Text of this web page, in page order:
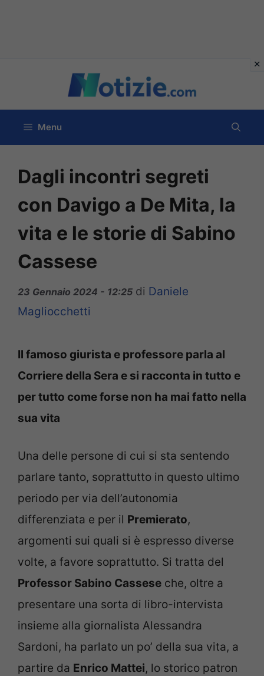
contenuto
Menu
Dagli incontri segreti
con Davigo a De Mita, la
vita e le storie di Sabino
Cassese
23 Gennaio 2024 - 12:25 di Daniele
Magliocchetti
Il famoso giurista e professore parla al
Corriere della Sera e si racconta in tutto e
per tutto come forse non ha mai fatto nella
sua vita
Una delle persone di cui si sta sentendo
parlare tanto, soprattutto in questo ultimo
periodo per via dell’autonomia
differenziata e per il Premierato,
argomenti sui quali si è espresso diverse
volte, a favore soprattutto. Si tratta del
Professor Sabino Cassese che, oltre a
presentare una sorta di libro-intervista
insieme alla giornalista Alessandra
Sardoni, ha parlato un po’ della sua vita, a
partire da Enrico Mattei, lo storico patron